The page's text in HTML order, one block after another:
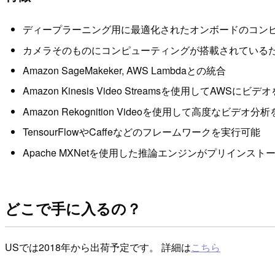
ディープラーニング用に最適化されたオンボードのコ
カメラそのものにコンピューティングが搭載されてい
Amazon SageMakeker, AWS Lambdaとの統合
Amazon Kinesis Video Streamsを使用してAWSにビデ
Amazon Rekognition Videoを使用して高度なビデオ分析
TensourFlowやCaffeなどのフレームワークを実行可能
Apache MXNetを使用した推論エンジンがプリインスト
どこで手に入るの？
USでは2018年から出荷予定です。 詳細はこちら